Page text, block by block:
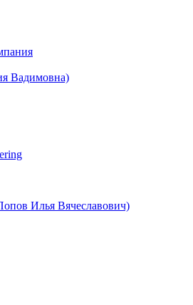
Вадимовна)
Илья Вячеславович)